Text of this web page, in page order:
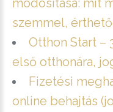
szemmel,
Otthon Start –
első otthonára,
Fizetési
online behajtás